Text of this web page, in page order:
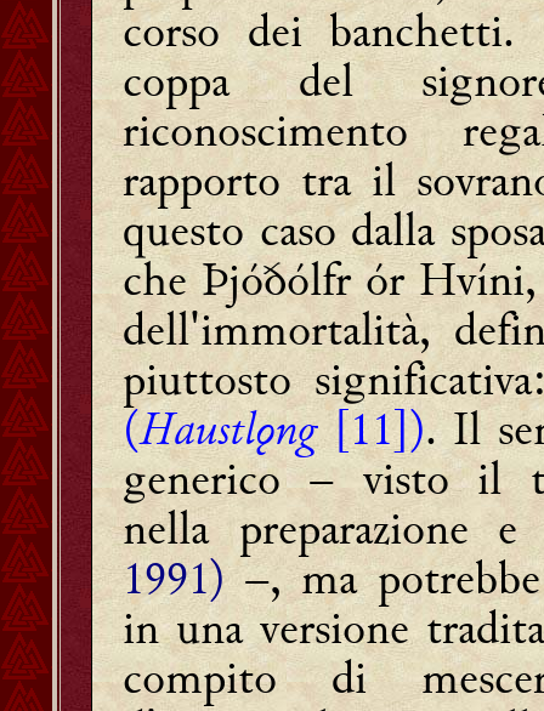
corso dei banchetti.
coppa del
riconoscimento
rapporto tra il
questo caso dalla
che Þjóðólfr ór
dell'immortalità,
piuttosto
(Haustlǫng[11]). Il
generico – visto il
nella preparazione
1991) –, ma
in una versione
compito di